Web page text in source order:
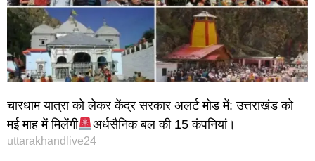
चारधाम यात्रा को लेकर केंद्र सरकार अलर्ट मोड में: उत्तराखंड को
मई माह में मिलेंगी
अर्धसैनिक बल की 15 कंपनियां।
uttarakhandlive24